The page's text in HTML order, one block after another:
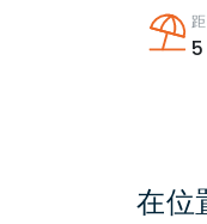
5
在位